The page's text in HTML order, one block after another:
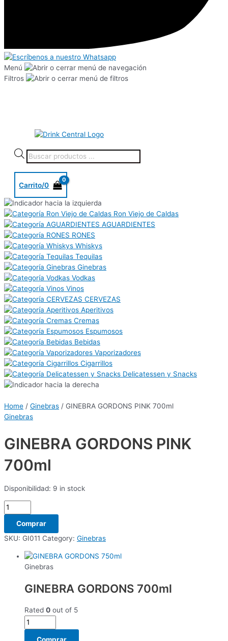
Menú
Filtros
Carrito/0
Ron Viejo de Caldas
AGUARDIENTES
RONES
Whiskys
Tequilas
Ginebras
Vodkas
Vinos
CERVEZAS
Aperitivos
Cremas
Espumosos
Bebidas
Vaporizadores
Cigarrillos
Delicatessen y Snacks
Home / Ginebras / GINEBRA GORDONS PINK 700ml
Ginebras
GINEBRA GORDONS PINK
700ml
Disponibilidad: 9 in stock
Comprar
SKU: GI011 Category: Ginebras
Ginebras
GINEBRA GORDONS 700ml
Rated 0 out of 5
Comprar